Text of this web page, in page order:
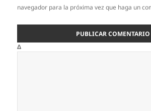
navegador para la próxima vez que haga un
Δ